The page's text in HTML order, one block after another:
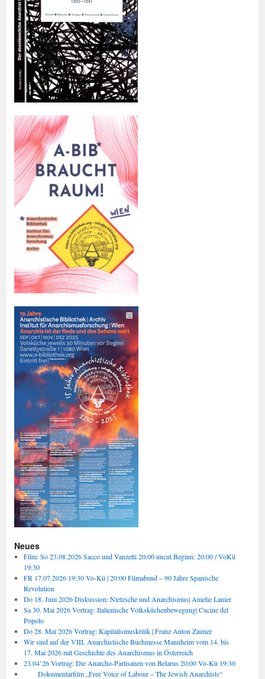
Neues
Film: So 23.08.2026 Sacco und Vanzetti 20:00 uncut Beginn: 20:00 / VoKü
19:30
FR 17.07.2026 19:30 Vo-Kü | 20:00 Filmabend – 90 Jahre Spanische
Revolution
Do 18. Juni 2026 Diskussion: Nietzsche und Anarchismus| Amelie Lanier
Sa 30. Mai 2026 Vortrag: Italienische Volksküchenbewegung| Cucine del
Popolo
Do 28. Mai 2026 Vortrag: Kapitalismuskritik | Franz Anton Zauner
Wir sind auf der VIII. Anarchistische Buchmesse Mannheim vom 14. bis
17. Mai 2026 mit Geschichte des Anarchismus in Österreich
23.04’26 Vortrag: Die Anarcho-Partisanen von Belarus 20:00 Vo-Kü 19:30
Dokumentarfilm „Free Voice of Labour – The Jewish Anarchists“